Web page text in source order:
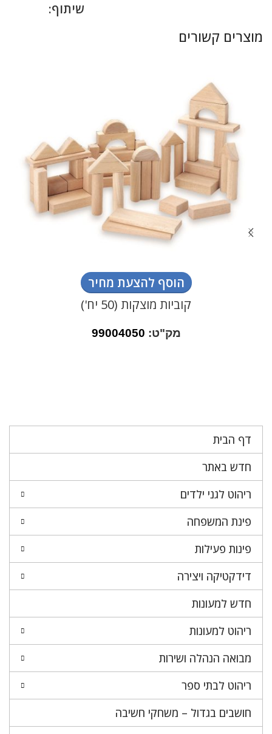
דף הבית
חדש באתר
ריהוט לגני ילדים
פינת המשפחה
פינות פעילות
דידקטיקה ויצירה
חדש למעונות
ריהוט למעונות
מבואה הנהלה ושירות
ריהוט לבתי ספר
חושבים בגדול – משחקי חשיבה
שיתוף:
מוצרים קשורים
הוסף להצעת מחיר
קוביות מוצקות (50 יח')
מק"ט: 99004050